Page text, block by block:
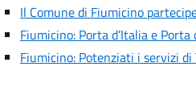
Il Comune di Fiumicino
Fiumicino: Porta d’Italia e Porta
Fiumicino: Potenziati i servizi